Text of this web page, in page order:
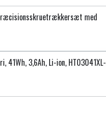
med
41Wh, 3,6Ah, Li-ion, HT03041XL-